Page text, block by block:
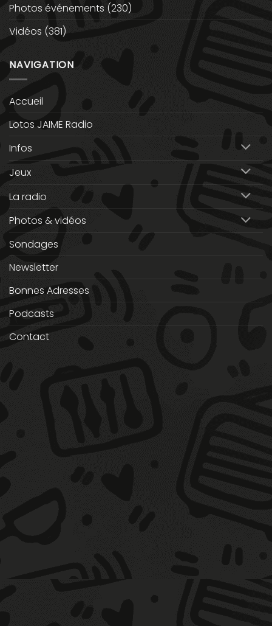
Photos événements (230)
Vidéos (381)
NAVIGATION
Accueil
Lotos JAIME Radio
Infos
Jeux
La radio
Photos & vidéos
Sondages
Newsletter
Bonnes Adresses
Podcasts
Contact